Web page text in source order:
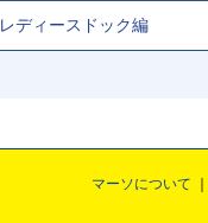
レディースドック編
マーソについて